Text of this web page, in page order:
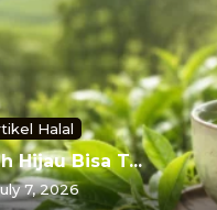
Halal
Hijau Bisa T...
7, 2026